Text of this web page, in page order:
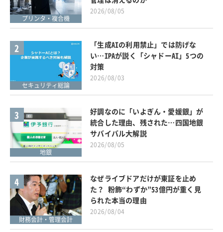
プリンタ・複合機
2026/08/05
2
セキュリティ総論
「生成AIの利用禁止」では防げな
い…IPAが説く「シャドーAI」5つの
対策
2026/08/03
3
地銀
好調なのに「いよぎん・愛媛銀」が
統合した理由、残された…四国地銀
サバイバル大解説
2026/08/05
4
財務会計・管理会計
なぜライブドアだけが東証を止め
た？ 粉飾“わずか”53億円が重く見
られた本当の理由
2026/08/04